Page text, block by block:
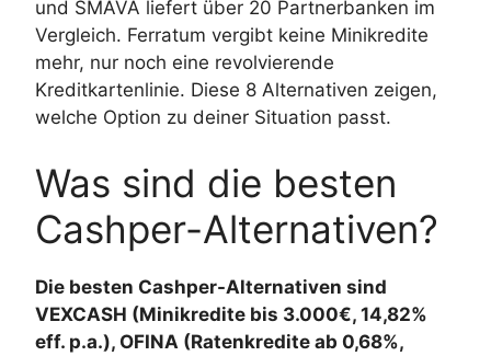
und SMAVA liefert über 20 Partnerbanken im
Vergleich. Ferratum vergibt keine Minikredite
mehr, nur noch eine revolvierende
Kreditkartenlinie. Diese 8 Alternativen zeigen,
welche Option zu deiner Situation passt.
Was sind die besten
Cashper-Alternativen?
Die besten Cashper-Alternativen sind
VEXCASH (Minikredite bis 3.000€, 14,82%
eff. p.a.), OFINA (Ratenkredite ab 0,68%,